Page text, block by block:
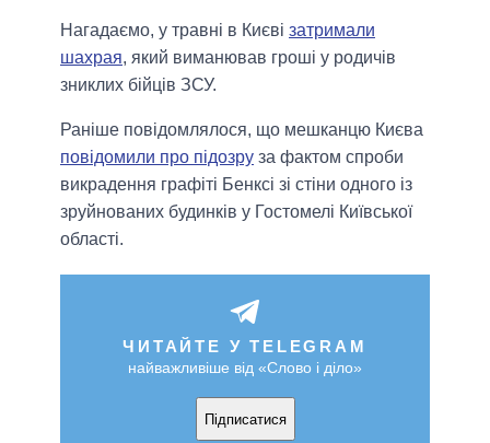
Нагадаємо, у травні в Києві затримали
шахрая, який виманював гроші у родичів
зниклих бійців ЗСУ.
Раніше повідомлялося, що мешканцю Києва
повідомили про підозру за фактом спроби
викрадення графіті Бенксі зі стіни одного із
зруйнованих будинків у Гостомелі Київської
області.
ЧИТАЙТЕ У TELEGRAM
найважливіше від «Слово і діло»
Підписатися